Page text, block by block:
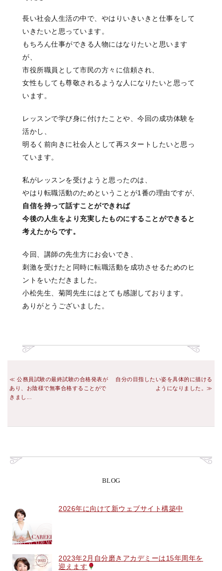
長い社会人生活の中で、やはりいきいきと仕事をして
いきたいと思っています。
もちろん仕事ができる人物にはなりたいと思います
が、
市役所職員として市民の方々に信頼され、
女性もしても尊敬されるような人になりたいと思って
います。
レッスンで学び身に付けたことや、今回の成功体験を
活かし、
明るく前向きに社会人として再スタートしたいと思っ
ています。
私がレッスンを受けようと思ったのは、
やはり転職活動のためということが1番の理由ですが、
自信を持って話すことができれば
今後の人生をより充実したものにすることができると
考えたからです。
今回、講師の先生方にお会いでき、
刺激を受けたと同時に転職活動を成功させるためのヒ
ントをいただきました。
小松先生、菊岡先生にはとても感謝しております。
ありがとうございました。
公務員試験の最終試験の合格発表が
あり、お陰様で無事合格することがで
きまし...
自分の目指したい姿を具体的に描ける
ようになりました。
BLOG
2026年に向けて新ウェブサイト構築中
2023年2月自分磨きアカデミーは15年周年を
迎えます